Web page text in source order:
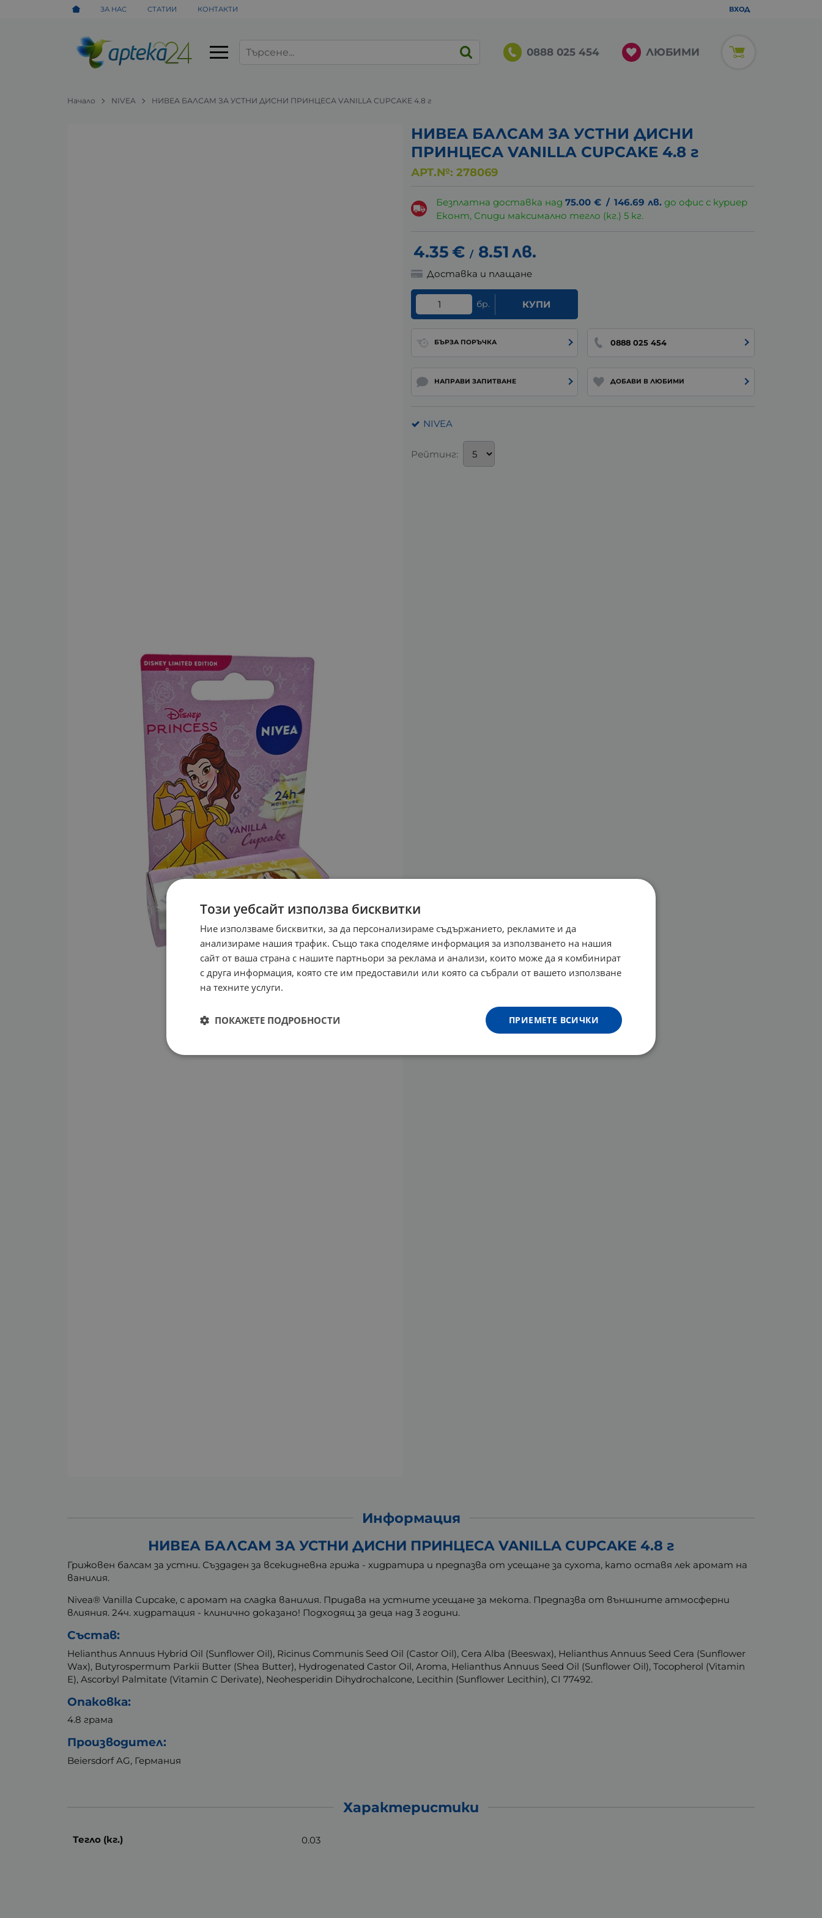
ЗА НАС СТАТИИ КОНТАКТИ ВХОД
0888 025 454 ЛЮБИМИ
Начало NIVEA НИВЕА БАЛСАМ ЗА УСТНИ ДИСНИ ПРИНЦЕСА VANILLA CUPCAKE 4.8 г
НИВЕА БАЛСАМ ЗА УСТНИ ДИСНИ
ПРИНЦЕСА VANILLA CUPCAKE 4.8 г
АРТ.№: 278069
Безплатна доставка над75.00 € / 146.69 лв. до офис с куриер
Еконт, Спиди максимално тегло (кг.) 5 кг.
4.35€ / 8.51 лв.
Доставка и плащане
бр. КУПИ
БЪРЗА ПОРЪЧКА 0888 025 454
НАПРАВИ ЗАПИТВАНЕ ДОБАВИ В ЛЮБИМИ
NIVEA
Рейтинг:
Информация
НИВЕА БАЛСАМ ЗА УСТНИ ДИСНИ ПРИНЦЕСА VANILLA CUPCAKE 4.8 г
Грижовен балсам за устни. Създаден за всекидневна грижа - хидратира и предпазва от усещане за сухота, като оставя лек аромат на
ванилия.
Nivea® Vanilla Cupcake, с аромат на сладка ванилия. Придава на устните усещане за мекота. Предпазва от външните атмосферни
влияния. 24ч. хидратация - клинично доказано! Подходящ за деца над 3 години.
Състав:
Helianthus Annuus Hybrid Oil (Sunflower Oil), Ricinus Communis Seed Oil (Castor Oil), Cera Alba (Beeswax), Helianthus Annuus Seed Cera (Sunflower
Wax), Butyrospermum Parkii Butter (Shea Butter), Hydrogenated Castor Oil, Aroma, Helianthus Annuus Seed Oil (Sunflower Oil), Tocopherol (Vitamin
E), Ascorbyl Palmitate (Vitamin C Derivate), Neohesperidin Dihydrochalcone, Lecithin (Sunflower Lecithin), CI 77492.
Опаковка:
4.8 грама
Производител:
Beiersdorf AG, Германия
Характеристики
Тегло (кг.) 0.03
Този уебсайт използва бисквитки
Ние използваме бисквитки, за да персонализираме съдържанието, рекламите и да
анализираме нашия трафик. Също така споделяме информация за използването на нашия
сайт от ваша страна с нашите партньори за реклама и анализи, които може да я комбинират
с друга информация, която сте им предоставили или която са събрали от вашето използване
на техните услуги.
ПРИЕМЕТЕ ВСИЧКИ
ПОКАЖЕТЕ ПОДРОБНОСТИ